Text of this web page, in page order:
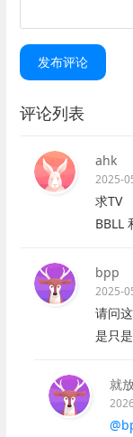
发布评论
评论列表
ahk
2025-
求TV
BBLL
bpp
2025-
请问
是只
就